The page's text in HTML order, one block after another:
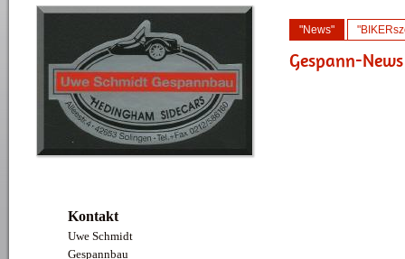
Leistungen
Produktlinie & Details
TRISIS Kombinationen
Übersicht Gebrauchte
"News"
Gespann-News
Kontakt
Uwe Schmidt
Gespannbau